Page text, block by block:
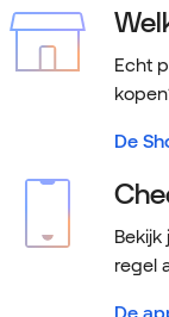
Echt
De
regel